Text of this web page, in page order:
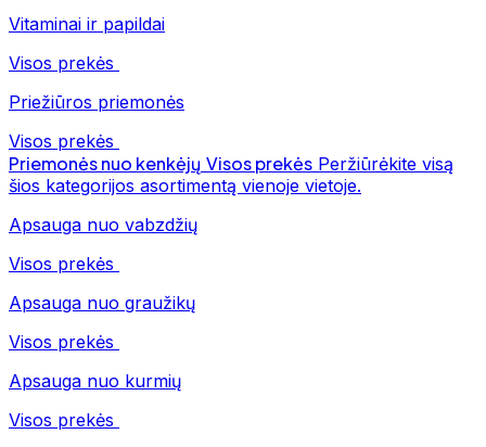
Vitaminai ir papildai
Visos prekės
Priežiūros priemonės
Visos prekės
Priemonės nuo kenkėjų Visos prekės Peržiūrėkite visą
šios kategorijos asortimentą vienoje vietoje.
Apsauga nuo vabzdžių
Visos prekės
Apsauga nuo graužikų
Visos prekės
Apsauga nuo kurmių
Visos prekės